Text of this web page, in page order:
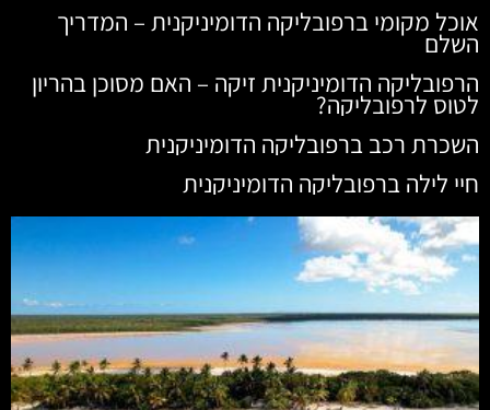
אוכל מקומי ברפובליקה הדומיניקנית – המדריך
השלם
הרפובליקה הדומיניקנית זיקה – האם מסוכן בהריון
לטוס לרפובליקה?
השכרת רכב ברפובליקה הדומיניקנית
חיי לילה ברפובליקה הדומיניקנית